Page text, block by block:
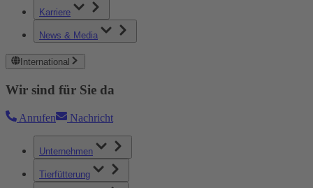
Karriere
News & Media
International
Wir sind für Sie da
Anrufen Nachricht
Unternehmen
Tierfütterung